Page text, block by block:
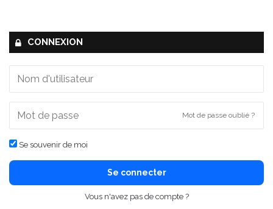
CONNEXION
Mot de passe oublié ?
Se souvenir de moi
Se connecter
Vous n'avez pas de compte ?